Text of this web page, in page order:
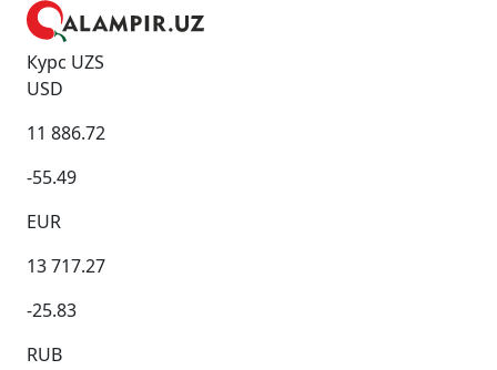
Курс UZS
USD
11 886.72
-55.49
EUR
13 717.27
-25.83
RUB